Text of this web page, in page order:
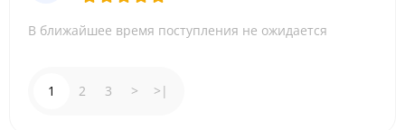
В ближайшее время поступления не ожидается
1 2 3 > >|